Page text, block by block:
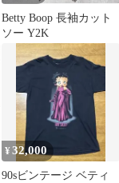
Betty Boop 長袖カット
ソー Y2K
¥32,000
90sビンテージ ベティ